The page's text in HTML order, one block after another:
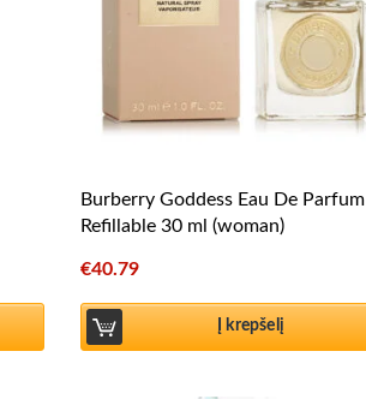
Burberry Goddess Eau De Parfum
Refillable 30 ml (woman)
€40.79
Į krepšelį